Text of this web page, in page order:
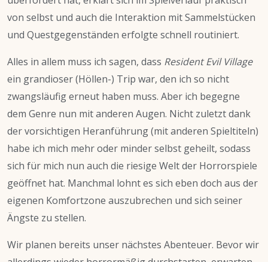
von selbst und auch die Interaktion mit Sammelstücken
und Questgegenständen erfolgte schnell routiniert.
Alles in allem muss ich sagen, dass Resident Evil Village
ein grandioser (Höllen-) Trip war, den ich so nicht
zwangsläufig erneut haben muss. Aber ich begegne
dem Genre nun mit anderen Augen. Nicht zuletzt dank
der vorsichtigen Heranführung (mit anderen Spieltiteln)
habe ich mich mehr oder minder selbst geheilt, sodass
sich für mich nun auch die riesige Welt der Horrorspiele
geöffnet hat. Manchmal lohnt es sich eben doch aus der
eigenen Komfortzone auszubrechen und sich seiner
Ängste zu stellen.
Wir planen bereits unser nächstes Abenteuer. Bevor wir